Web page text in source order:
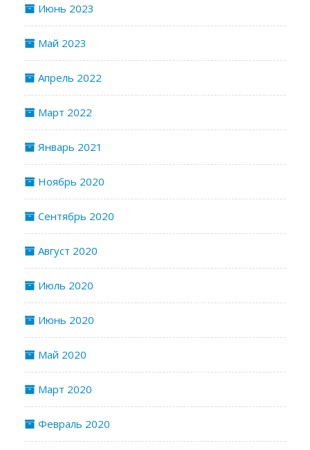
Июнь 2023
Май 2023
Апрель 2022
Март 2022
Январь 2021
Ноябрь 2020
Сентябрь 2020
Август 2020
Июль 2020
Июнь 2020
Май 2020
Март 2020
Февраль 2020